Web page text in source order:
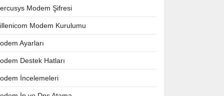
Modem Şifresi
Modem Kurulumu
Ayarları
Destek Hatları
İncelemeleri